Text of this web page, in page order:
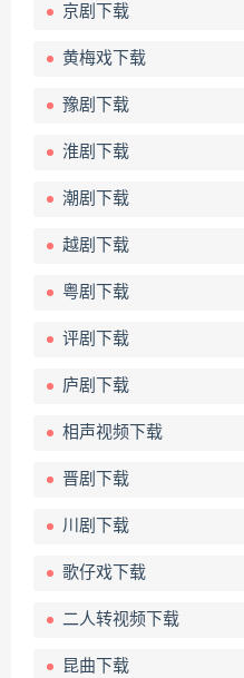
京剧下载
黄梅戏下载
豫剧下载
淮剧下载
潮剧下载
越剧下载
粤剧下载
评剧下载
庐剧下载
相声视频下载
晋剧下载
川剧下载
歌仔戏下载
二人转视频下载
昆曲下载